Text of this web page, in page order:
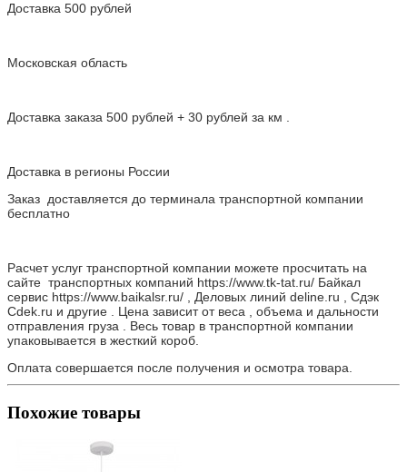
Доставка 500 рублей
Московская область
Доставка заказа 500 рублей + 30 рублей за км .
Доставка в регионы России
Заказ доставляется до терминала транспортной компании
бесплатно
Расчет услуг транспортной компании можете просчитать на
сайте транспортных компаний https://www.tk-tat.ru/ Байкал
сервис https://www.baikalsr.ru/ , Деловых линий deline.ru , Сдэк
Cdek.ru и другие . Цена зависит от веса , объема и дальности
отправления груза . Весь товар в транспортной компании
упаковывается в жесткий короб.
Оплата совершается после получения и осмотра товара.
Похожие товары